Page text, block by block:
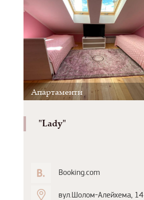
Апартаменти
"Lady"
Booking.com
вул.Шолом-Алейхема, 14